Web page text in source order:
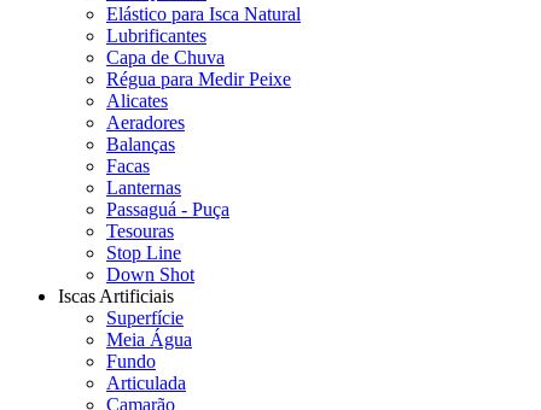
Elástico para Isca Natural
Lubrificantes
Capa de Chuva
Régua para Medir Peixe
Alicates
Aeradores
Balanças
Facas
Lanternas
Passaguá - Puça
Tesouras
Stop Line
Down Shot
Iscas Artificiais
Superfície
Meia Água
Fundo
Articulada
Camarão